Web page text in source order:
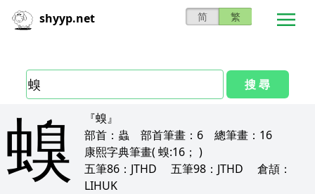
shyyp.net 简 繁
搜 尋
螑
『螑』
部首： 蟲 部首筆畫： 6 總筆畫： 16
康熙字典筆畫( 螑:16； )
五筆86： JTHD 五筆98： JTHD 倉頡：
LIHUK